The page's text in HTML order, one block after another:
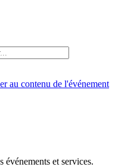
au contenu de l'événement
et services.